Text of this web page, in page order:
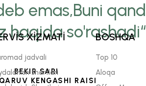
emas,Buni
haqida so'rashadi“
BEKIR SARI
KENGASHI RAISI
XİZMATİ
jadvali
shartlari
BOSHQA
Top 10
Aloqa